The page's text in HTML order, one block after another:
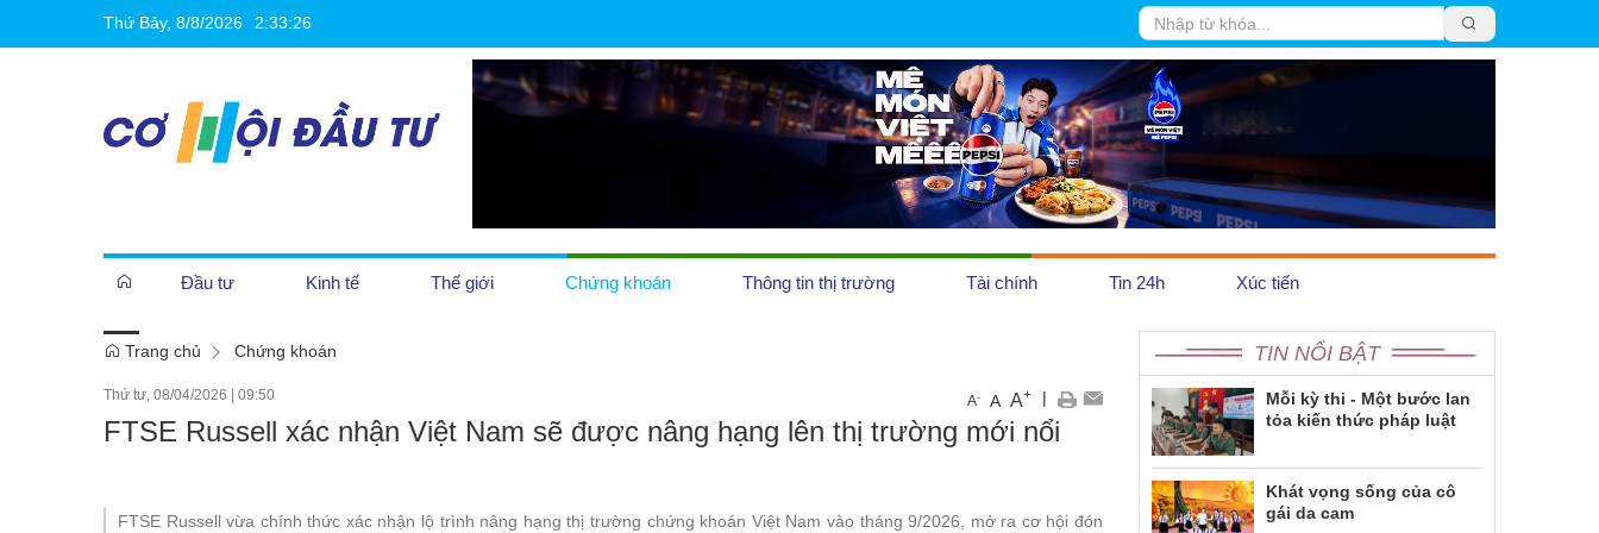
Thứ Bảy, 8/8/2026 2:33:27
Đầu tư
Cần biết
Khởi nghiệp
Kinh tế Thế giới Chứng khoán Thông tin thị trường
Tiền tệ
Tài chính Tin 24h
Trái Đất Xanh
Emagazine
Xúc tiến
Pháp luật
Trang chủ Chứng khoán
Thứ tư, 08/04/2026 09:50 A- A A+ |
FTSE Russell xác nhận Việt Nam sẽ được nâng hạng lên thị trường mới nổi
FTSE Russell vừa chính thức xác nhận lộ trình nâng hạng thị trường chứng khoán Việt Nam vào tháng 9/2026, mở ra cơ hội đón
TIN NỔI BẬT
Mỗi kỳ thi - Một bước lan
tỏa kiến thức pháp luật
Khát vọng sống của cô
gái da cam